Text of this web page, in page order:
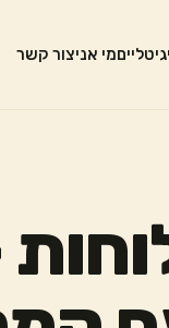
מי אניצור קשר